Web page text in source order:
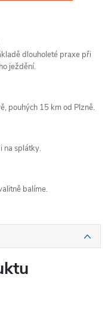
dlouholeté praxe při
ježdění.
pouhých 15 km od Plzně.
na splátky.
balíme.